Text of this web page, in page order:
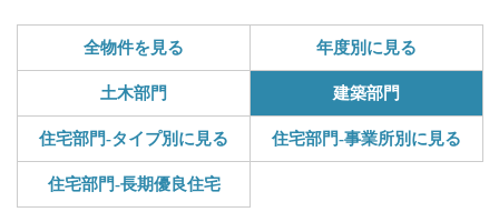
全物件を見る 年度別に見る
土木部門 建築部門
住宅部門-タイプ別に見る 住宅部門-事業所別に見る
住宅部門-長期優良住宅